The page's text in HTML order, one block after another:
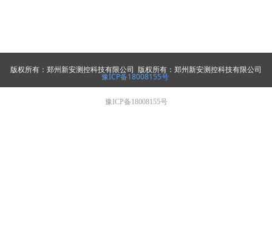
版权所有：郑州新安测控科技有限公司 版权所有：郑州新安测控科技有限公司
豫ICP备18008155号
豫ICP备18008155号